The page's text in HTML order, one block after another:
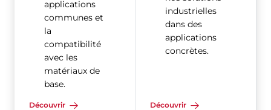
applications
communes et
la
compatibilité
avec les
matériaux de
base.
Découvrir
industrielles
dans des
applications
concrètes.
Découvrir